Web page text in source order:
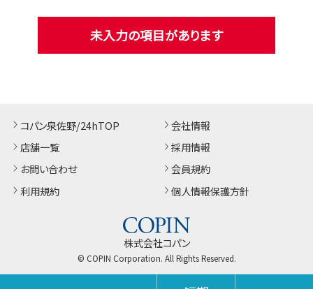
未入力の項目があります
コパン泉佐野/24hTOP
店舗一覧
お問い合わせ
利用規約
会社情報
採用情報
会員規約
個人情報保護方針
株式会社コパン
© COPIN Corporation. All Rights Reserved.